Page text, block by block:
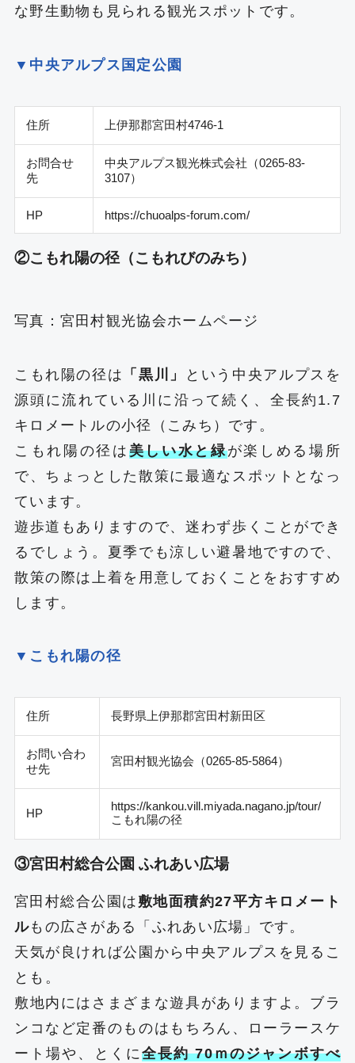
な野生動物も見られる観光スポットです。
▼中央アルプス国定公園
住所 上伊那郡宮田村4746-1
お問合せ
先
中央アルプス観光株式会社（0265-83-
3107）
HP https://chuoalps-forum.com/
②こもれ陽の径（こもれびのみち）
写真： 宮田村観光協会ホームページ
こもれ陽の径は 「黒川」
という中央アルプスを
源頭に流れている川に沿って続く、全長約1.7
キロメートルの小径（こみち）です。
こもれ陽の径は 美しい水と緑が楽しめる場所
で、ちょっとした散策に最適なスポットとなっ
ています。
遊歩道もありますので、迷わず歩くことができ
るでしょう。夏季でも涼しい避暑地ですので、
散策の際は上着を用意しておくことをおすすめ
します。
▼こもれ陽の径
住所 長野県上伊那郡宮田村新田区
お問い合わ
せ先
宮田村観光協会（0265-85-5864）
HP
https://kankou.vill.miyada.nagano.jp/tour/
こもれ陽の径
③宮田村総合公園 ふれあい広場
宮田村総合公園は 敷地面積約27平方キロメート
ルもの広さがある「ふれあい広場」です。
天気が良ければ公園から中央アルプスを見るこ
とも。
敷地内にはさまざまな遊具がありますよ。ブラ
ンコなど定番のものはもちろん、ローラースケ
ート場や、とくに全長約 70ｍのジャンボすべ